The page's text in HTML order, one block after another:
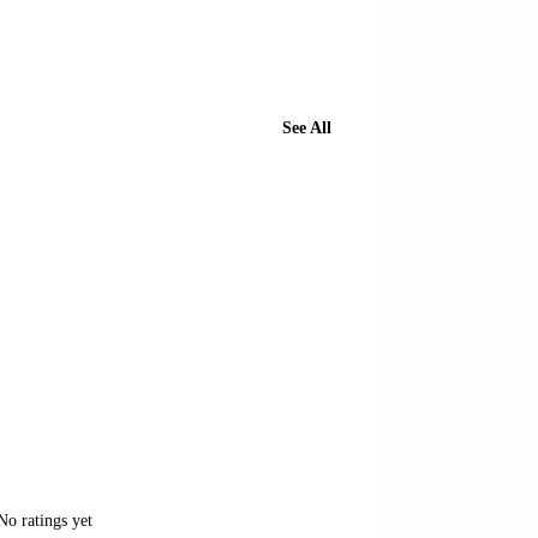
See All
5 stars.
ratings yet